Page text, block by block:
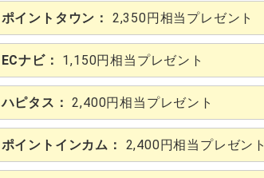
ポイントタウン： 2,350円相当プレゼント
ECナビ： 1,150円相当プレゼント
ハピタス： 2,400円相当プレゼント
ポイントインカム： 2,400円相当プレゼント